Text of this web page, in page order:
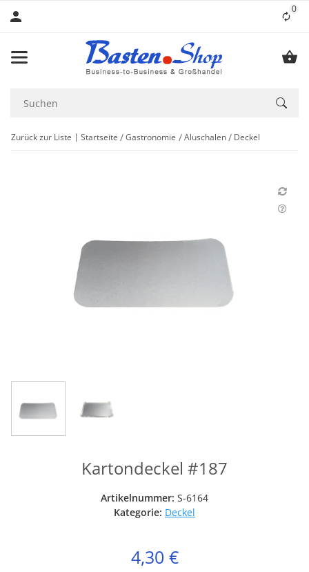
0
Zurück zur Liste Startseite Gastronomie Aluschalen Deckel
Kartondeckel #187
Artikelnummer: S-6164
Kategorie: Deckel
4,30 €